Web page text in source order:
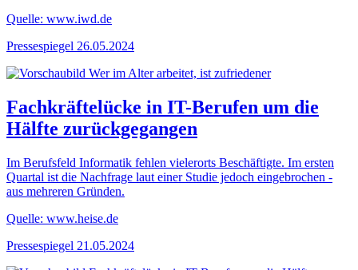
Quelle: www.iwd.de
Pressespiegel 26.05.2024
Fachkräftelücke in IT-Berufen um die
Hälfte zurückgegangen
Im Berufsfeld Informatik fehlen vielerorts Beschäftigte. Im ersten
Quartal ist die Nachfrage laut einer Studie jedoch eingebrochen -
aus mehreren Gründen.
Quelle: www.heise.de
Pressespiegel 21.05.2024